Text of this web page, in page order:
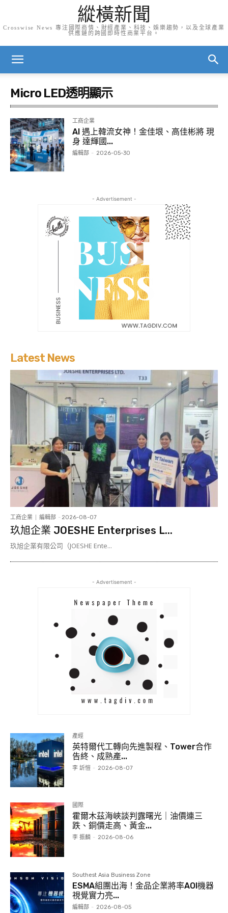
縱橫新聞
Crosswise News 專注國際商情、財經產業、科技、娛樂趨勢，以及全球產業
供應鏈的跨國即時性商業平台。
Micro LED透明顯示
工商企業
AI 遇上韓流女神！金佳垠、高佳彬將 現
身 達輝國...
編輯部 - 2026-05-30
- Advertisement -
Latest News
工商企業 編輯部 - 2026-08-07
玖旭企業 JOESHE Enterprises L...
玖旭企業有限公司（JOESHE Ente...
- Advertisement -
產經
英特爾代工轉向先進製程、Tower合作
告終、成熟產...
李 訢愷 - 2026-08-07
國際
霍爾木茲海峽談判露曙光｜油價連三
跌、銅價走高、黃金...
李 振麟 - 2026-08-06
Southest Asia Business Zone
ESMA組團出海！金品企業將率AOI機器
視覺實力亮...
編輯部 - 2026-08-05